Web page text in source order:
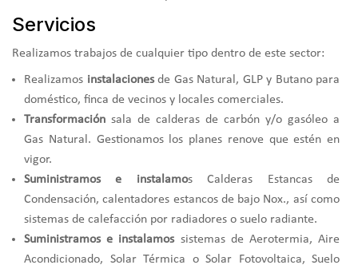
Servicios
Realizamos trabajos de cualquier tipo dentro de este sector:
Realizamos instalacionesde Gas Natural, GLP y Butano para
doméstico, finca de vecinos y locales comerciales.
Transformación sala de calderas de carbón y/o gasóleo a
Gas Natural. Gestionamos los planes renove que estén en
vigor.
Suministramos e instalamos Calderas Estancas de
Condensación, calentadores estancos de bajo Nox., así como
sistemas de calefacción por radiadores o suelo radiante.
Suministramos e instalamossistemas de Aerotermia, Aire
Acondicionado, Solar Térmica o Solar Fotovoltaica, Suelo